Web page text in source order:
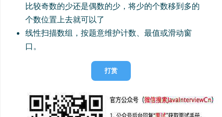
比较奇数的少还是偶数的少，将少的个数移到多的
个数位置上去就可以了
线性扫描数组，按题意维护计数、最值或滑动窗
口。
打赏